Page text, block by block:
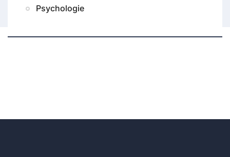
Psychologie